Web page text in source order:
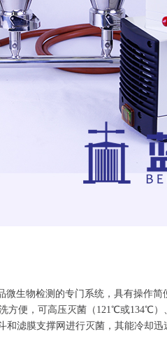
微生物检测的专门系统，具有操作
方便，可高压灭菌（121℃或134℃）
滤膜支撑网进行灭菌，其能冷却迅